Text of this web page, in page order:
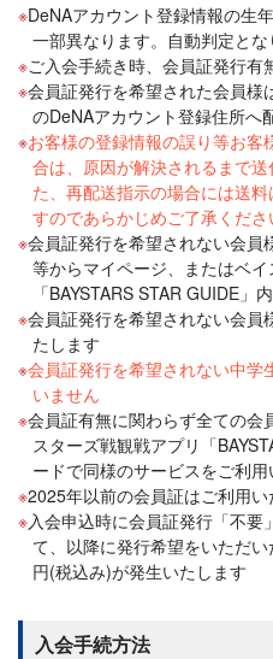
DeNAアカウント登録情報の生
一部異なります。自動判定と
ご入会手続き時、会員証発行有
会員証発行を希望された会員様
のDeNAアカウント登録住所へ
お客様の登録情報の誤り等お
合は、原因が解決されるまで
た、再配送指示の場合には送
すのであらかじめご了承くださ
会員証発行を希望されない会員
等からマイページ、またはベ
「BAYSTARS STAR GUIDE
会員証発行を希望されない会員
たします
会員証発行を希望されない中学
いません
会員証有無に関わらず全ての会
スターズ戦観戦アプリ「
ードで同様のサービスをご利
2025年以前の会員証はご利用
入会申込時に会員証発行「不
て、以降に発行希望をいただ
円(税込み)が発生いたします
入会手続方法